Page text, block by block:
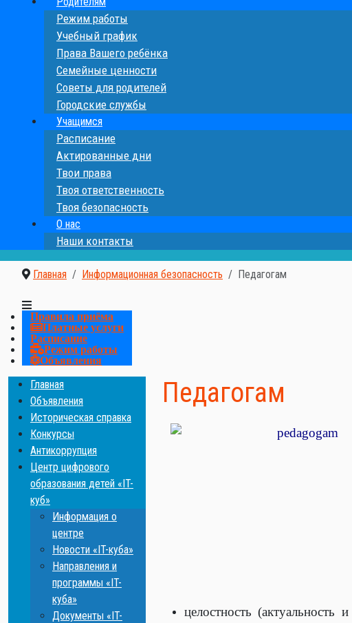
Режим работы
Учебный график
Права Вашего ребёнка
Семейные ценности
Cоветы для родителей
Городские службы
Учащимся
Расписание
Актированные дни
Твои права
Твоя ответственность
Твоя безопасность
О нас
Наши контакты
Главная Информационная безопасность Педагогам
Правила приёма
Платные услуги
Расписание
Режим работы
Объявления
Главная
Объявления
Историческая справка
Конкурсы
Антикоррупция
Центр цифрового
образования детей «IT-
куб»
Информация о
центре
Новости «IT-куба»
Направления и
программы «IT-
куба»
Документы «IT-
Педагогам
целостность